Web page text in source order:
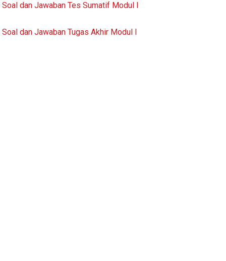
Soal dan Jawaban Tes Sumatif Modul I
Soal dan Jawaban Tugas Akhir Modul I